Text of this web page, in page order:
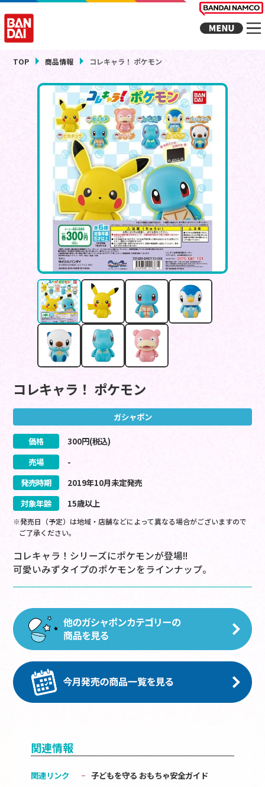
TOP 商品情報 コレキャラ！ ポケモン
コレキャラ！ ポケモン
ガシャポン
価格 300円(税込)
売場
-
発売時期
2019年10月未定発売
対象年齢
15歳以上
※発売日（予定）は地域・店舗などによって異なる場合がございますので
ご了承ください。
コレキャラ！シリーズにポケモンが登場!!
可愛いみずタイプのポケモンをラインナップ。
関連情報
関連リンク 子どもを守る おもちゃ安全ガイド